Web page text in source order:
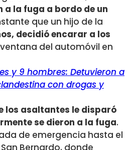
a la fuga a bordo de un
que un hijo de la
decidió encarar a los
del automóvil en
y 9 hombres: Detuvieron a
con drogas y
los asaltantes le disparó
se dieron a la fuga.
de emergencia hasta el
Bernardo, donde